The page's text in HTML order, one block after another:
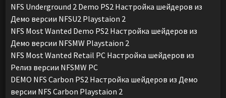
NFS Underground 2 Demo PS2 Настройка шейдеров из
Демо версии NFSU2 Playstaion 2
NFS Most Wanted Demo PS2 Настройка шейдеров из
Демо версии NFSMW Playstaion 2
NFS Most Wanted Retail PC Настройка шейдеров из
Релиз версии NFSMW PC
DEMO NFS Carbon PS2 Настройка шейдеров из Демо
версии NFS Carbon Playstaion 2